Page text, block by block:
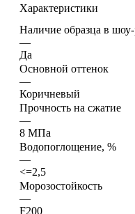
Характеристики
Наличие образца в
—
Да
Основной оттенок
—
Коричневый
Прочность на сжатие
—
8 МПа
Водопоглощение, %
—
<=2,5
Морозостойкость
—
F200